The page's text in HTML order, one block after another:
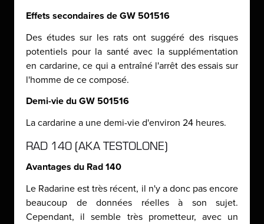
Effets secondaires de GW 501516
Des études sur les rats ont suggéré des risques
potentiels pour la santé avec la supplémentation
en cardarine, ce qui a entraîné l'arrêt des essais sur
l'homme de ce composé.
Demi-vie du GW 501516
La cardarine a une demi-vie d'environ 24 heures.
RAD 140 (AKA TESTOLONE)
Avantages du Rad 140
Le Radarine est très récent, il n'y a donc pas encore
beaucoup de données réelles à son sujet.
Cependant, il semble très prometteur, avec un